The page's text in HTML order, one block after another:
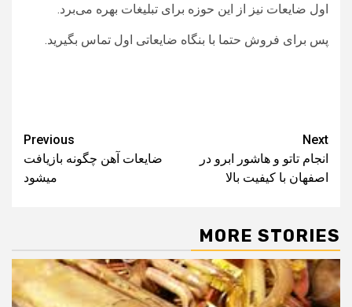
اول ضایعات نیز از این حوزه برای تبلیغات بهره می‌برد.
پس برای فروش حتما با بنگاه ضایعاتی اول تماس بگیرید.
Post
navigation
Previous
ضایعات آهن چگونه بازیافت
میشود
Next
انجام تاتو و هاشور ابرو در
اصفهان با کیفیت بالا
MORE STORIES